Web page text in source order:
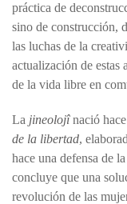
práctica de
sino de construcción,
las luchas de la
actualización de estas
de la vida libre en
La jineolojînació
de la libertad,
hace una defensa de
concluye que una
revolución de las